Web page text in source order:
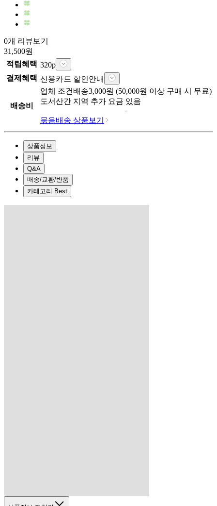
0개 리뷰보기
31,500원
적립혜택 320p
결제혜택 신용카드 할인안내
배송비
업체 조건배송3,000원 (50,000원 이상 구매 시 무료)
도서산간 지역 추가 요금 있음
묶음배송 상품보기
상품정보
리뷰
Q&A
배송/교환/반품
카테고리 Best